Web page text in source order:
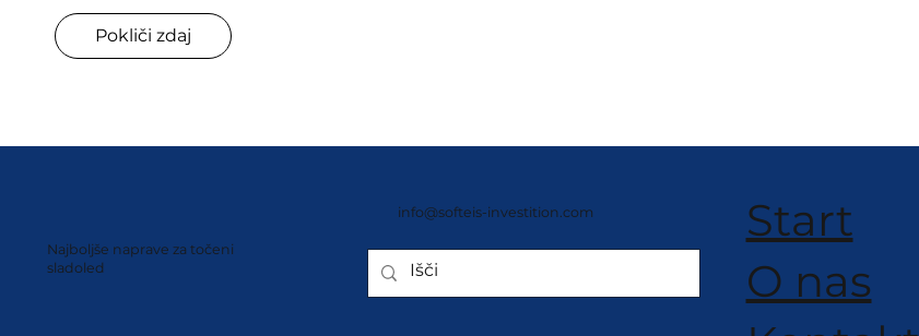
Pokliči zdaj
Najboljše naprave za točeni
sladoled
info@softeis-investition.com
Start
O nas